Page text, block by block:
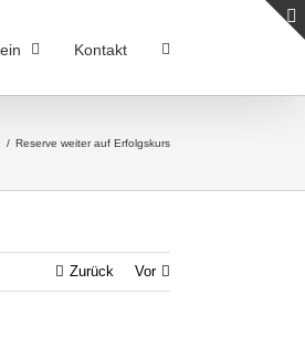
Kontakt
/ Reserve weiter auf Erfolgskurs
Zurück Vor